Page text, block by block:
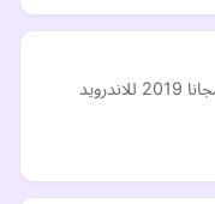
تحميل فيس بوك برابط مباشر اخر اصدار مجانا 2019 للاندرويد